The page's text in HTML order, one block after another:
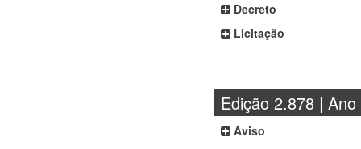
Decreto
Licitação
Edição 2.878 | Ano
Aviso